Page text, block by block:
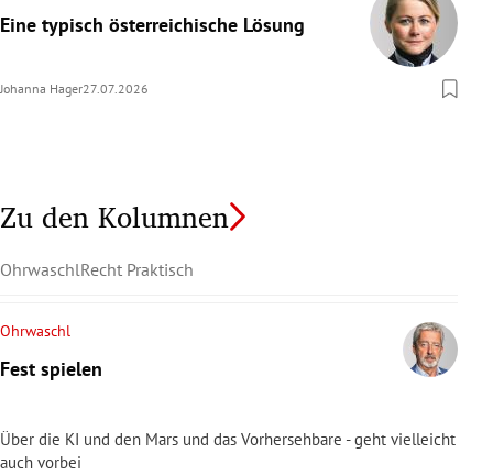
Eine typisch österreichische Lösung
Johanna Hager27.07.2026
Zu den Kolumnen
OhrwaschlRecht Praktisch
Ohrwaschl
Fest spielen
Über die KI und den Mars und das Vorhersehbare - geht vielleicht
auch vorbei